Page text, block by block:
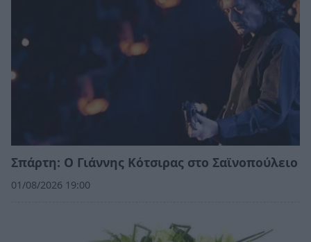
Σπάρτη: Ο Γιάννης Κότσιρας στο Σαϊνοπούλειο
01/08/2026 19:00